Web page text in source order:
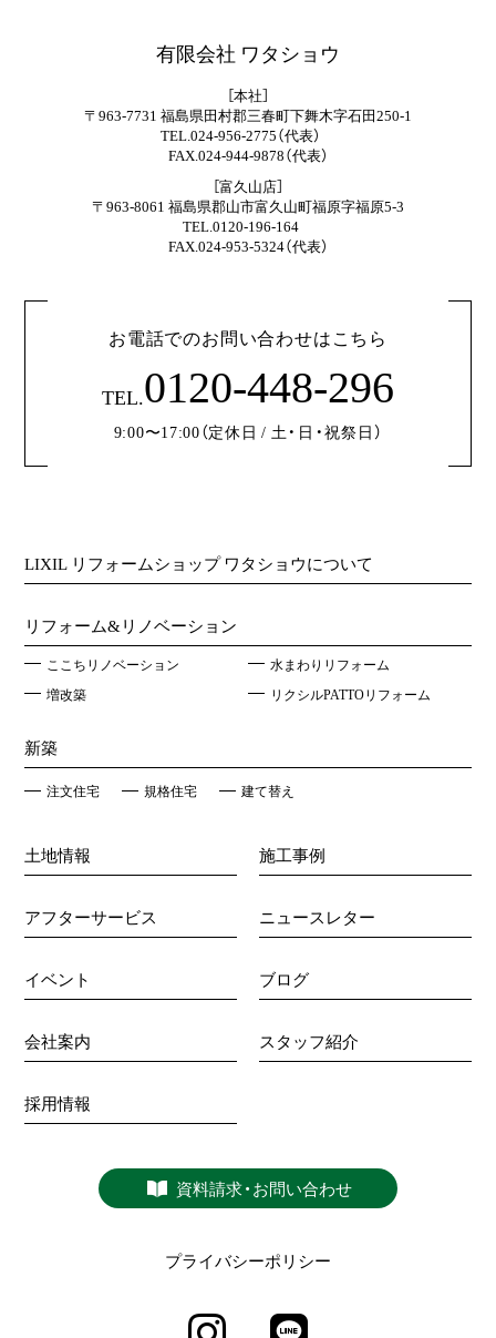
資料請求・お問い合わせ
プライバシーポリシー
有限会社 ワタショウ
［本社］
〒963-7731 福島県田村郡三春町下舞木字石田250-1
TEL.024-956-2775（代表）
FAX.024-944-9878（代表）
［富久山店］
〒963-8061 福島県郡山市富久山町福原字福原5-3
TEL.0120-196-164
FAX.024-953-5324（代表）
お電話でのお問い合わせはこちら
TEL.0120-448-296
9:00〜17:00（定休日 / 土・日・祝祭日）
LIXIL リフォームショップ ワタショウについて
リフォーム&リノベーション
ここちリノベーション
水まわりリフォーム
増改築
リクシルPATTOリフォーム
新築
注文住宅 規格住宅 建て替え
土地情報 施工事例
アフターサービス ニュースレター
イベント ブログ
会社案内 スタッフ紹介
採用情報
資料請求・お問い合わせ
プライバシーポリシー